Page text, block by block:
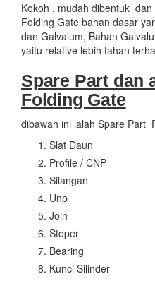
Kokoh , mudah dibentuk
Folding Gate bahan dasar
dan Galvalum, Bahan
yaitu relative lebih tahan
Spare Part dan
Folding Gate
dibawah ini ialah Spare Part
Slat Daun
Profile / CNP
Silangan
Unp
Join
Stoper
Bearing
Kunci Silinder